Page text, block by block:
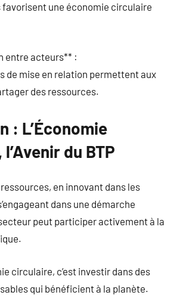
une économie circulaire
entre acteurs** :
de mise en relation permettent aux
des ressources.
: L’Économie
du BTP
en innovant dans les
dans une démarche
peut participer activement à la
circulaire, c’est investir dans des
qui bénéficient à la planète.